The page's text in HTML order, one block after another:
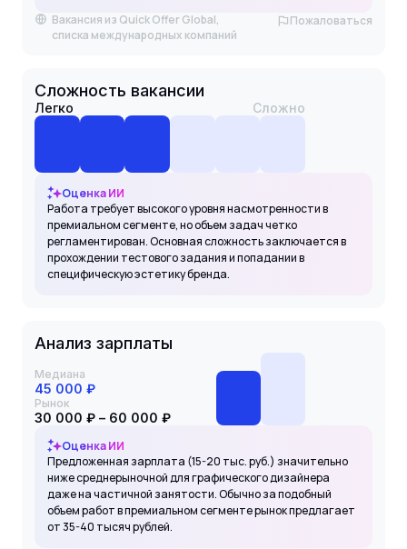
Вакансия из Quick Offer Global,
списка международных компаний
Пожаловаться
Сложность вакансии
Легко Сложно
Оценка ИИ
Работа требует высокого уровня насмотренности в
премиальном сегменте, но объем задач четко
регламентирован. Основная сложность заключается в
прохождении тестового задания и попадании в
специфическую эстетику бренда.
Анализ зарплаты
Медиана
45 000 ₽
Рынок
30 000 ₽ – 60 000 ₽
Оценка ИИ
Предложенная зарплата (15-20 тыс. руб.) значительно
ниже среднерыночной для графического дизайнера
даже на частичной занятости. Обычно за подобный
объем работ в премиальном сегменте рынок предлагает
от 35-40 тысяч рублей.